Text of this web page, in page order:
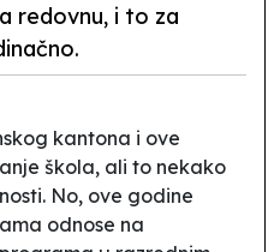
redovnu, i to za
kantona i ove
škola, ali to nekako
No, ove godine
odnose na